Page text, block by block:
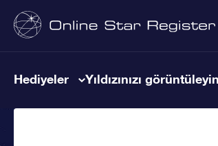
Hediyeler Yıldızınızı görüntüleyin